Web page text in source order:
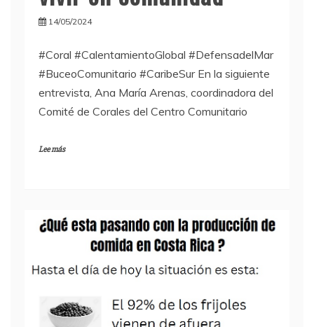
14/05/2024
#Coral #CalentamientoGlobal #DefensadelMar
#BuceoComunitario #CaribeSur En la siguiente
entrevista, Ana María Arenas, coordinadora del
Comité de Corales del Centro Comunitario
Lee más